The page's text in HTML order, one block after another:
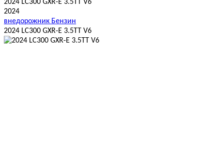
2024 LC300 GXR-E 3.5TT V6
2024
внедорожник Бензин
2024 LC300 GXR-E 3.5TT V6